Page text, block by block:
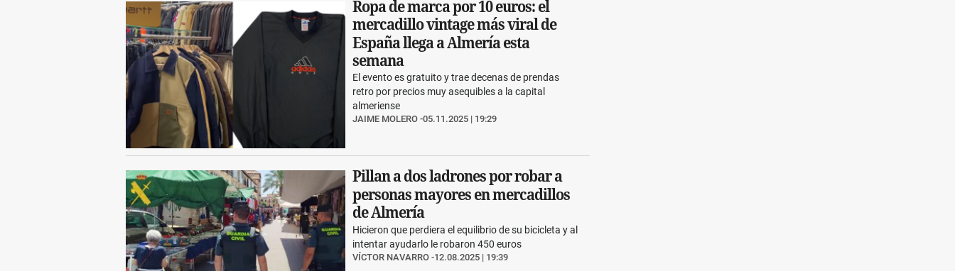
Ropa de marca por 10 euros: el
mercadillo vintage más viral de
España llega a Almería esta
semana
JAIME MOLERO 05.11.2025 | 19:29
El evento es gratuito y trae decenas de prendas
retro por precios muy asequibles a la capital
almeriense
Pillan a dos ladrones por robar a
personas mayores en mercadillos
de Almería
VÍCTOR NAVARRO 12.08.2025 | 19:39
Hicieron que perdiera el equilibrio de su bicicleta y al
intentar ayudarlo le robaron 450 euros